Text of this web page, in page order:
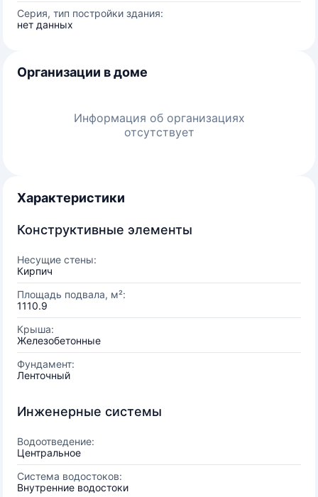
Серия, тип постройки здания:
нет данных
Организации в доме
Информация об организациях
отсутствует
Характеристики
Конструктивные элементы
Несущие стены:
Кирпич
Площадь подвала, м²:
1110.9
Крыша:
Железобетонные
Фундамент:
Ленточный
Инженерные системы
Водоотведение:
Центральное
Система водостоков:
Внутренние водостоки